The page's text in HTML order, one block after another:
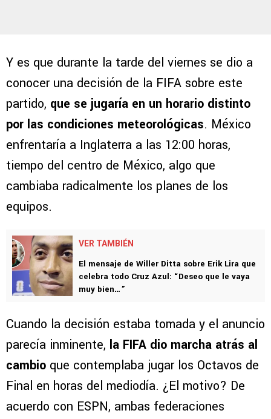
Y es que durante la tarde del viernes se dio a
conocer una decisión de la FIFA sobre este
partido, que se jugaría en un horario distinto
por las condiciones meteorológicas. México
enfrentaría a Inglaterra a las 12:00 horas,
tiempo del centro de México, algo que
cambiaba radicalmente los planes de los
equipos.
VER TAMBIÉN
El mensaje de Willer Ditta sobre Erik Lira que
celebra todo Cruz Azul: “Deseo que le vaya
muy bien…”
Cuando la decisión estaba tomada y el anuncio
parecía inminente, la FIFA dio marcha atrás al
cambio que contemplaba jugar los Octavos de
Final en horas del mediodía. ¿El motivo? De
acuerdo con ESPN, ambas federaciones